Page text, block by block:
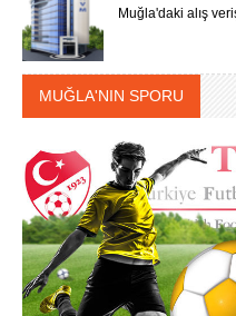
Muğla'daki alış
MUĞLA'NIN SPORU